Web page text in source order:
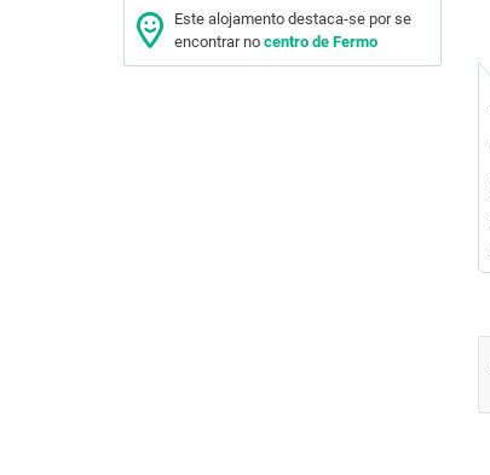
Este alojamento destaca-se por se
encontrar no centro de Fermo